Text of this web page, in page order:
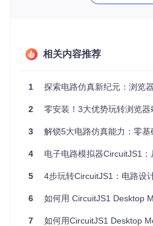
应用场景：教学中演示电路结构变
快速迭代方案。
图：CircuitJS1标志性的电路图案
子实验室的核心能力
如何让抽象的电路理论变得直观？
中，教师可构建共射极放大电路模
数，实时观察集电极电流变化，帮
性。这种可视化教学方式，使晶体
相关内容推荐
1 探索电路仿真新纪元：浏览
2 零安装！3大优势玩转浏览器端电路实
3 解锁5大电路仿真能力：零基础
4 电子电路模拟器CircuitJS1：从零
5 4步玩转CircuitJS1：电路设计
6 如何用 CircuitJS1 Desktop Mod 轻松掌握电路
7 如何用CircuitJS1 Desktop Mod